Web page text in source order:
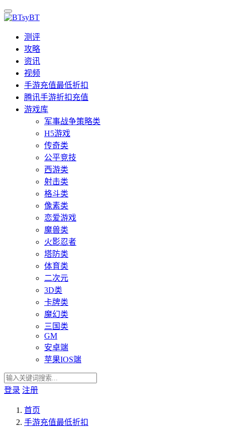
测评
攻略
资讯
视频
手游充值最低折扣
腾讯手游折扣充值
游戏库
军事战争策略类
H5游戏
传奇类
公平竞技
西游类
射击类
格斗类
像素类
恋爱游戏
魔兽类
火影忍者
塔防类
体育类
二次元
3D类
卡牌类
魔幻类
三国类
GM
安卓端
苹果IOS端
登录 注册
首页
手游充值最低折扣